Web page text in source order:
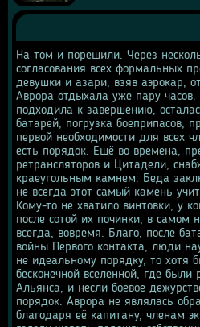
На том и порешили. Через
согласования всех формальных
девушки и азари, взяв аэрокар,
Аврора отдыхала уже пару часов.
подходила к завершению,
батарей, погрузка боеприпасов,
первой необходимости для всех
есть порядок. Ещё во времена,
ретрансляторов и Цитадели,
краеугольным камнем. Беда
не всегда этот самый камень
Кому-то не хватило винтовки, у
после сотой их починки, в самом
всегда, вовремя. Благо, после
войны Первого контакта, люди
не идеальному порядку, то хотя
бесконечной вселенной, где
Альянса, и несли боевое
порядок. Аврора не являлась
благодаря её капитану, членам